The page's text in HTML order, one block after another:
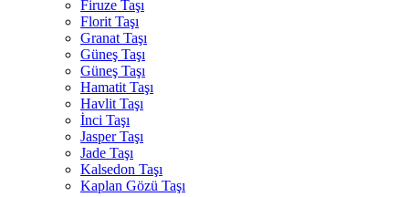
Firuze Taşı
Florit Taşı
Granat Taşı
Güneş Taşı
Güneş Taşı
Hamatit Taşı
Havlit Taşı
İnci Taşı
Jasper Taşı
Jade Taşı
Kalsedon Taşı
Kaplan Gözü Taşı